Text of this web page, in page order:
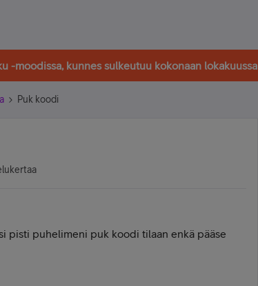
-moodissa, kunnes sulkeutuu kokonaan lokakuussa
Puk koodi
pisti puhelimeni puk koodi tilaan enkä pääse